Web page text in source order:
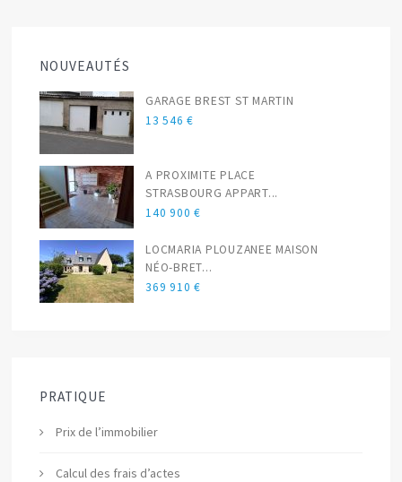
NOUVEAUTÉS
GARAGE BREST ST MARTIN
13 546 €
A PROXIMITE PLACE
STRASBOURG APPART...
140 900 €
LOCMARIA PLOUZANEE MAISON
NÉO-BRET...
369 910 €
PRATIQUE
Prix de l’immobilier
Calcul des frais d’actes